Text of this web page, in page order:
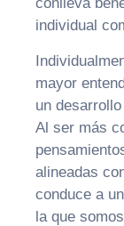
individual
mayor
un
Al ser más
alineadas
conduce a
la que